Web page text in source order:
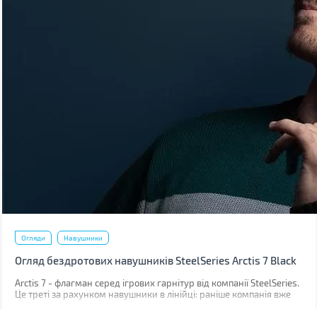
Огляди Навушники
Огляд бездротових навушників SteelSeries Arctis 7 Black
Arctis 7 - флагман серед ігрових гарнітур від компанії SteelSeries.
Це треті за рахунком навушники в лінійці: раніше компанія вже